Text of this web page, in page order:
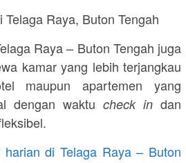
Raya – Buton Tengah juga
kamar yang lebih terjangkau
maupun apartemen yang
dengan waktu check in dan
di Telaga Raya – Buton